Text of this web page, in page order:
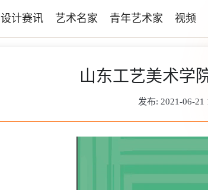
设计赛讯 艺术名家 青年艺术家 视频
山东工艺美术学
发布: 2021-06-21